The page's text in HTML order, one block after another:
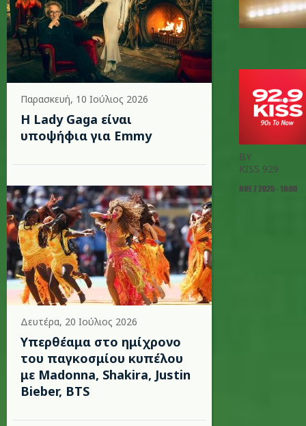
Παρασκευή, 10 Ιούλιος 2026
Η Lady Gaga είναι
υποψήφια για Emmy
Δευτέρα, 20 Ιούλιος 2026
Υπερθέαμα στο ημίχρονο
του παγκοσμίου κυπέλου
με Madonna, Shakira, Justin
Bieber, BTS
BY
KISS 929
ΝΟΕ 7 2025 - 10:00